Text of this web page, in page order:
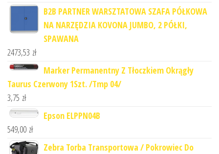
B2B PARTNER WARSZTATOWA SZAFA PÓŁKOWA
NA NARZĘDZIA KOVONA JUMBO, 2 PÓŁKI,
SPAWANA
2473,53 zł
Marker Permanentny Z Tłoczkiem Okrągły
Taurus Czerwony 1Szt. /Tmp 04/
3,75 zł
Epson ELPPN04B
549,00 zł
Zebra Torba Transportowa / Pokrowiec Do